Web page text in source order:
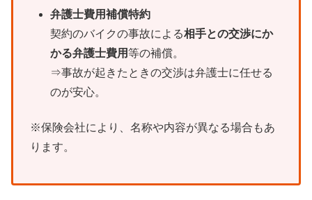
弁護士費用補償特約
契約のバイクの事故による相手との交渉にか
かる弁護士費用等の補償。
⇒事故が起きたときの交渉は弁護士に任せる
のが安心。
※保険会社により、名称や内容が異なる場合もあ
ります。